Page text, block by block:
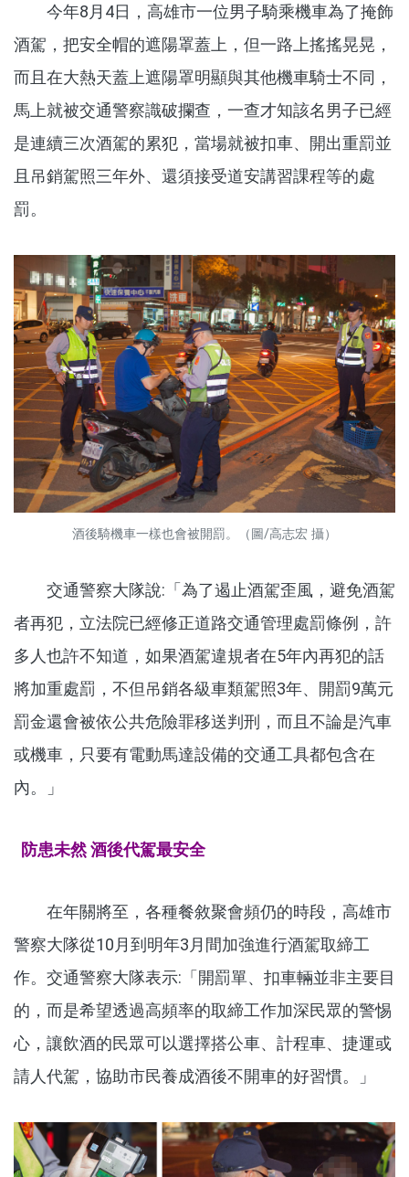
今年8月4日，高雄市一位男子騎乘機車為了掩飾
酒駕，把安全帽的遮陽罩蓋上，但一路上搖搖晃晃，
而且在大熱天蓋上遮陽罩明顯與其他機車騎士不同，
馬上就被交通警察識破攔查，一查才知該名男子已經
是連續三次酒駕的累犯，當場就被扣車、開出重罰並
且吊銷駕照三年外、還須接受道安講習課程等的處
罰。
酒後騎機車一樣也會被開罰。（圖/高志宏 攝）
交通警察大隊說:「為了遏止酒駕歪風，避免酒駕
者再犯，立法院已經修正道路交通管理處罰條例，許
多人也許不知道，如果酒駕違規者在5年內再犯的話
將加重處罰，不但吊銷各級車類駕照3年、開罰9萬元
罰金還會被依公共危險罪移送判刑，而且不論是汽車
或機車，只要有電動馬達設備的交通工具都包含在
內。」
防患未然 酒後代駕最安全
在年關將至，各種餐敘聚會頻仍的時段，高雄市
警察大隊從10月到明年3月間加強進行酒駕取締工
作。交通警察大隊表示:「開罰單、扣車輛並非主要目
的，而是希望透過高頻率的取締工作加深民眾的警惕
心，讓飲酒的民眾可以選擇搭公車、計程車、捷運或
請人代駕，協助市民養成酒後不開車的好習慣。」